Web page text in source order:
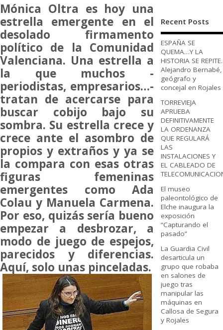
Mónica Oltra es hoy una
estrella emergente en el
desolado firmamento
político de la Comunidad
Valenciana. Una estrella a
la que muchos -
periodistas, empresarios…-
tratan de acercarse para
buscar cobijo bajo su
sombra. Su estrella crece y
crece ante el asombro de
propios y extraños y ya se
la compara con esas otras
figuras femeninas
emergentes como Ada
Colau y Manuela Carmena.
Por eso, quizás sería bueno
empezar a desbrozar, a
modo de juego de espejos,
parecidos y diferencias.
Aquí, solo unas pinceladas.
Recent Posts
ESPAÑA SE
QUEMA…Y LA
HISTORIA SE REPITE.
Alejandro Bernabé,
geógrafo y
concejal en Rojales
TORREVIEJA
APRUEBA
DEFINITIVAMENTE
LA ORDENANZA
QUE REGULARÁ
LAS
INSTALACIONES Y
EL CABLEADO DE
El museo
paleontológico de
Elche inaugura la
exposición
“Capturando el
pasado”
La Guardia Civil
desarticula un
grupo que robaba
en salones de
juego tras
manipular las
máquinas en
Callosa de Segura
y Rojales